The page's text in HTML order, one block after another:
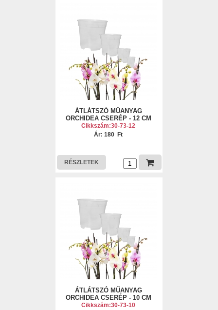
ÁTLÁTSZÓ MŰANYAG
ORCHIDEA CSERÉP - 12 CM
Cikkszám:30-73-12
Ár: 180 Ft
RÉSZLETEK
ÁTLÁTSZÓ MŰANYAG
ORCHIDEA CSERÉP - 10 CM
Cikkszám:30-73-10